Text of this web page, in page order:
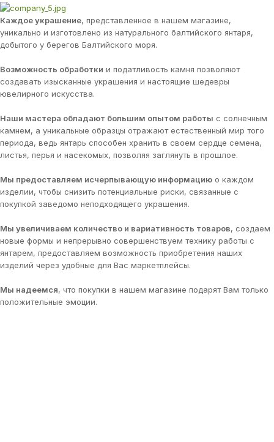
Каждое украшение, представленное в нашем магазине,
уникально и изготовлено из натурального балтийского янтаря,
добытого у берегов Балтийского моря.
Возможность обработки и податливость камня позволяют
создавать изысканные украшения и настоящие шедевры
ювелирного искусства.
Наши мастера обладают большим опытом работы с солнечным
камнем, а уникальные образцы отражают естественный мир того
периода, ведь янтарь способен хранить в своем сердце семена,
листья, перья и насекомых, позволяя заглянуть в прошлое.
Мы предоставляем исчерпывающую информацию о каждом
изделии, чтобы снизить потенциальные риски, связанные с
покупкой заведомо неподходящего украшения.
Мы увеличиваем количество и вариативность товаров, создаем
новые формы и непрерывно совершенствуем технику работы с
янтарем, предоставляем возможность приобретения наших
изделий через удобные для Вас маркетплейсы.
Мы надеемся, что покупки в нашем магазине подарят Вам только
положительные эмоции.